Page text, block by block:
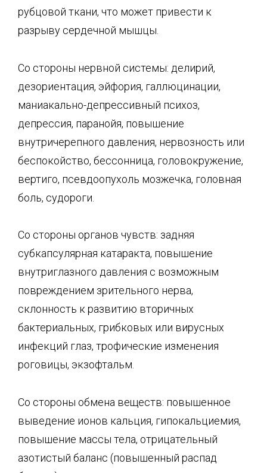
рубцовой ткани, что может привести к
разрыву сердечной мышцы.
Со стороны нервной системы: делирий,
дезориентация, эйфория, галлюцинации,
маниа­кально-депрессивный психоз,
депрессия, паранойя, повышение
внутричерепного давле­ния, нервозность или
беспокойство, бессонница, головокружение,
вертиго, псевдоопухоль мозжечка, головная
боль, судороги.
Со стороны органов чувств: задняя
субкапсулярная катаракта, повышение
внутриглазно­го давления с возможным
повреждением зрительного нерва,
склонность к развитию вто­ричных
бактериальных, грибковых или вирусных
инфекций глаз, трофические изменения
роговицы, экзофтальм.
Со стороны обмена веществ: повышенное
выведение ионов кальция, гипокальциемия,
повышение массы тела, отрицательный
азотистый баланс (повышенный распад